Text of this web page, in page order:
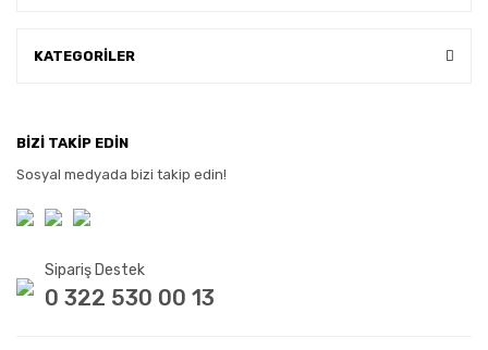
KATEGORİLER
BİZİ TAKİP EDİN
Sosyal medyada bizi takip edin!
Sipariş Destek
0 322 530 00 13